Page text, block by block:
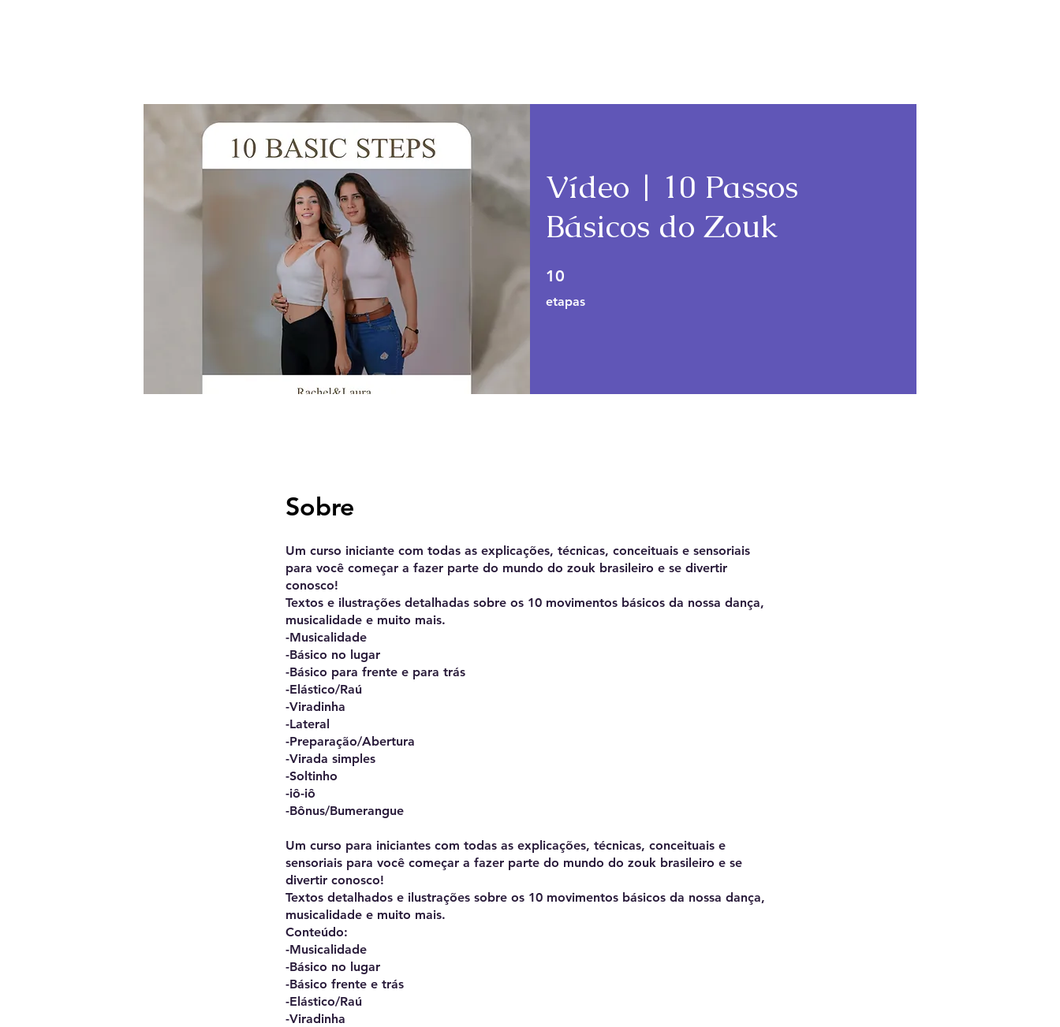
Vídeo | 10 Passos
Básicos do Zouk
10
etapas
10 etapas
Sobre
Um curso iniciante com todas as explicações, técnicas, conceituais e sensoriais
para você começar a fazer parte do mundo do zouk brasileiro e se divertir
conosco!
Textos e ilustrações detalhadas sobre os 10 movimentos básicos da nossa dança,
musicalidade e muito mais.
-Musicalidade
-Básico no lugar
-Básico para frente e para trás
-Elástico/Raú
-Viradinha
-Lateral
-Preparação/Abertura
-Virada simples
-Soltinho
-iô-iô
-Bônus/Bumerangue
Um curso para iniciantes com todas as explicações, técnicas, conceituais e
sensoriais para você começar a fazer parte do mundo do zouk brasileiro e se
divertir conosco!
Textos detalhados e ilustrações sobre os 10 movimentos básicos da nossa dança,
musicalidade e muito mais.
Conteúdo:
-Musicalidade
-Básico no lugar
-Básico frente e trás
-Elástico/Raú
-Viradinha